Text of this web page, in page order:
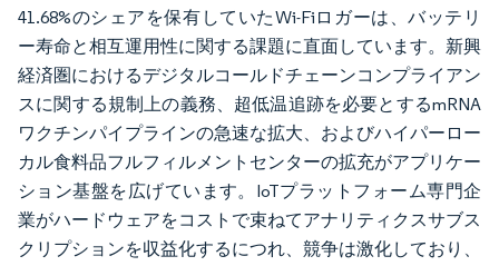
41.68%のシェアを保有していたWi-Fiロガーは、バッテリ
ー寿命と相互運用性に関する課題に直面しています。新興
経済圏におけるデジタルコールドチェーンコンプライアン
スに関する規制上の義務、超低温追跡を必要とするmRNA
ワクチンパイプラインの急速な拡大、およびハイパーロー
カル食料品フルフィルメントセンターの拡充がアプリケー
ション基盤を広げています。IoTプラットフォーム専門企
業がハードウェアをコストで束ねてアナリティクスサブス
クリプションを収益化するにつれ、競争は激化しており、